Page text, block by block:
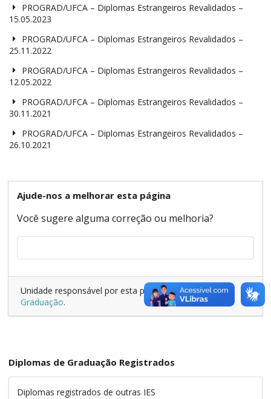
PROGRAD/UFCA – Diplomas Estrangeiros Revalidados –
15.05.2023
PROGRAD/UFCA – Diplomas Estrangeiros Revalidados –
25.11.2022
PROGRAD/UFCA – Diplomas Estrangeiros Revalidados –
12.05.2022
PROGRAD/UFCA – Diplomas Estrangeiros Revalidados –
30.11.2021
PROGRAD/UFCA – Diplomas Estrangeiros Revalidados –
26.10.2021
Ajude-nos a melhorar esta página
Você sugere alguma correção ou melhoria?
Unidade responsável por esta página:Pró-Reitoria de
Graduação.
Diplomas de Graduação Registrados
Diplomas registrados de outras IES